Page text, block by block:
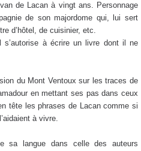
de Lacan à vingt ans. Personnage
de son majordome qui, lui sert
d’hôtel, de cuisinier, etc.
s’autorise à écrire un livre dont il ne
du Mont Ventoux sur les traces de
en mettant ses pas dans ceux
tête les phrases de Lacan comme si
à vivre.
sa langue dans celle des auteurs